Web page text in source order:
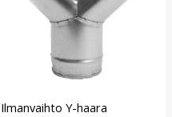
Ilmanvaihto Y-haara